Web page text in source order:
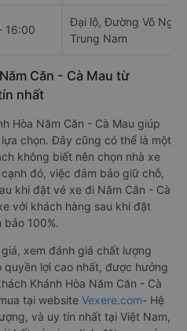
16:00
Đại lộ, Đường Võ
Trung Nam
Căn - Cà Mau từ
nhất
Hòa Năm Căn - Cà Mau giúp
chọn. Đây cũng có thể là một
không biết nên chọn nhà xe
đó, việc đảm bảo giữ chỗ,
khi đặt vé xe đi Năm Căn - Cà
với khách hàng sau khi đặt
100%.
xem đánh giá chất lượng
lợi cao nhất, được hưởng
Khánh Hòa Năm Căn - Cà
tại website Vexere.com- Hệ
và uy tín nhất tại Việt Nam,